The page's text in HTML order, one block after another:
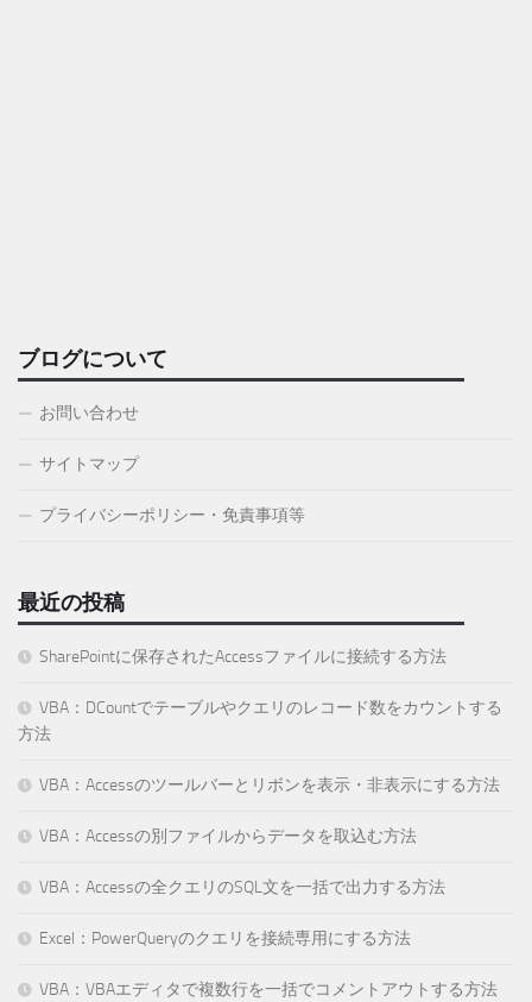
ブログについて
お問い合わせ
サイトマップ
プライバシーポリシー・免責事項等
最近の投稿
SharePointに保存されたAccessファイルに接続する方法
VBA：DCountでテーブルやクエリのレコード数をカウントする
方法
VBA：Accessのツールバーとリボンを表示・非表示にする方法
VBA：Accessの別ファイルからデータを取込む方法
VBA：Accessの全クエリのSQL文を一括で出力する方法
Excel：PowerQueryのクエリを接続専用にする方法
VBA：VBAエディタで複数行を一括でコメントアウトする方法